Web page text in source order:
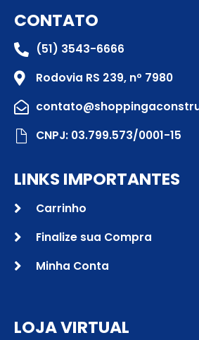
CONTATO
(51) 3543-6666
Rodovia RS 239, nº 7980
CNPJ: 03.799.573/0001-15
LINKS IMPORTANTES
Carrinho
Finalize sua Compra
Minha Conta
LOJA VIRTUAL